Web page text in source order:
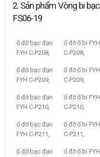
2. Sản phẩm Vòng bi
FS06-19
ổ đỡ bạc đạn
FYH C-P208,
ổ đỡ ổ bi FYH
C-P208,
ổ đỡ bạc đạn
FYH C-P209,
ổ đỡ ổ bi FYH
C-P209,
ổ đỡ bạc đạn
FYH C-P210,
ổ đỡ ổ bi FYH
C-P210,
ổ đỡ bạc đạn
FYH C-P211,
ổ đỡ ổ bi FYH
C-P211,
ổ đỡ bạc đạn
ổ đỡ ổ bi FYH